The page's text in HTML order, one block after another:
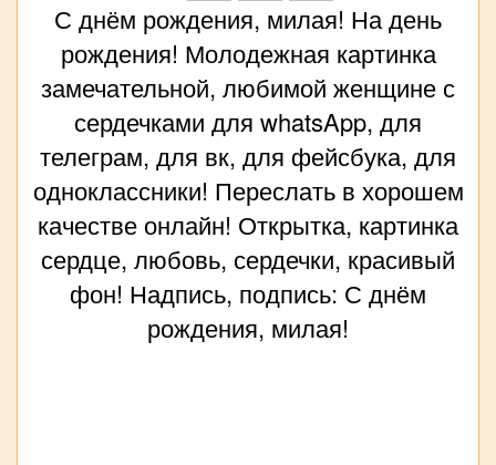
С днём рождения, милая! На день
рождения! Молодежная картинка
замечательной, любимой женщине с
сердечками для whatsApp, для
телеграм, для вк, для фейсбука, для
одноклассники! Переслать в хорошем
качестве онлайн! Открытка, картинка
сердце, любовь, сердечки, красивый
фон! Надпись, подпись: С днём
рождения, милая!